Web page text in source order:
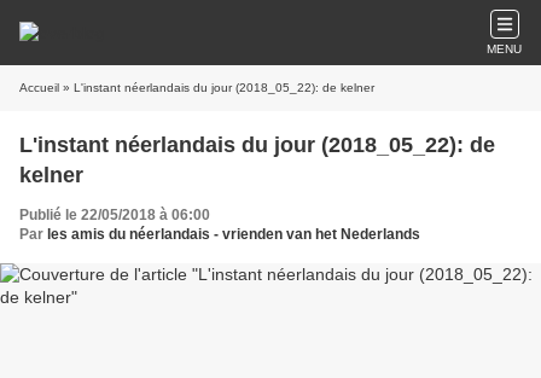
MENU
Accueil » L'instant néerlandais du jour (2018_05_22): de kelner
L'instant néerlandais du jour (2018_05_22): de
kelner
Publié le 22/05/2018 à 06:00
Par les amis du néerlandais - vrienden van het Nederlands